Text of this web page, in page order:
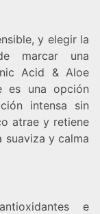
y elegir la
marcar una
Acid & Aloe
es una opción
intensa sin
atrae y retiene
suaviza y calma
e